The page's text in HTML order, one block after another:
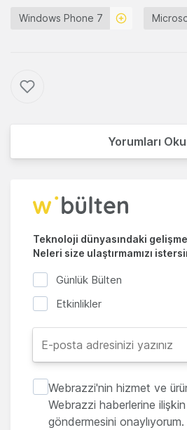
Windows Phone 7
Yorumları Oku
Teknoloji dünyasındaki
Neleri size ulaştırmamızı
Günlük Bülten
Etkinlikler
Webrazzi'nin hizmet ve
Webrazzi haberlerine
göndermesini onaylıyorum.